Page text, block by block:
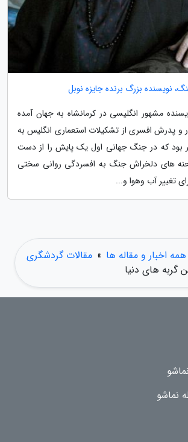
نویسنده بزرگ برنده جایزه نوبل
مشهور انگلیسی در کرمانشاه به جهان آمده
و پدرش افسری از تشکیلات استعماری انگلیس به
بود که در جنگ جهانی اول یک پایش را از دست
های دلخراش جنگ به افسردگی روانی سختی
تغییر آب وهوا و...
همه اخبار و مقاله ها » مقالات گردشگری
گربه های دنیا
نماشو